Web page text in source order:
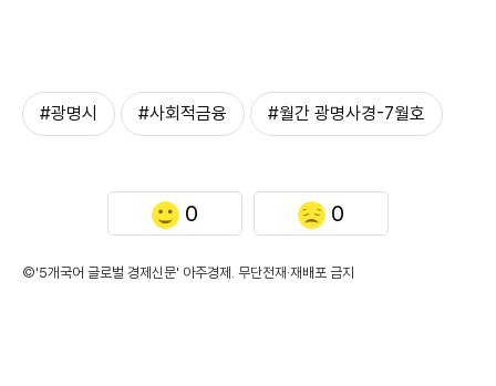
#광명시 #사회적금융 #월간 광명사경-7월호
0 0
©'5개국어 글로벌 경제신문' 아주경제. 무단전재·재배포 금지